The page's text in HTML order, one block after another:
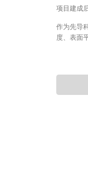
项目建成
作为先导
度、表面